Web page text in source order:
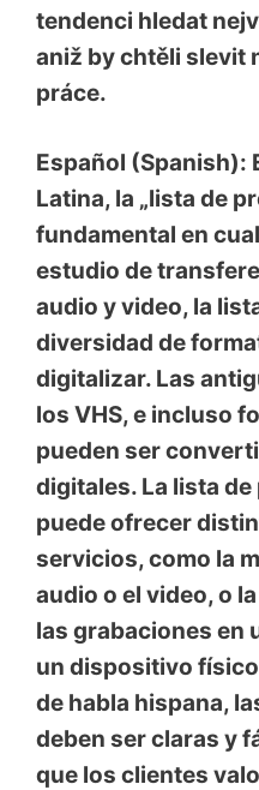
tendenci hledat
aniž by chtěli slevit
práce.
Español (Spanish):
Latina, la „lista de
fundamental en
estudio de
audio y video, la
diversidad de
digitalizar. Las
los VHS, e incluso
pueden ser
digitales. La lista
puede ofrecer
servicios, como la
audio o el video, o
las grabaciones en
un dispositivo
de habla hispana,
deben ser claras y
que los clientes